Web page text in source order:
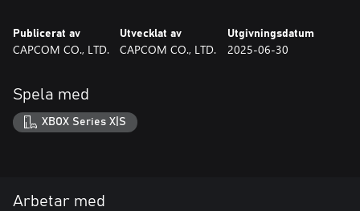
Publicerat av
CAPCOM CO., LTD.
Utvecklat av
CAPCOM CO., LTD.
Utgivningsdatum
2025-06-30
Spela med
XBOX Series X|S
Arbetar med